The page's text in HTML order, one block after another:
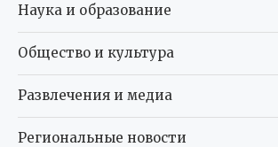
Наука и образование
Общество и культура
Развлечения и медиа
Региональные новости